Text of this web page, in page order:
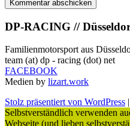
DP-RACING //
Familienmotorsport aus
team (at) dp - racing (dot) net
FACEBOOK
Medien by lizart.work
Stolz präsentiert von WordPress |
Selbstverständlich verwenden
Webseite (und lieben